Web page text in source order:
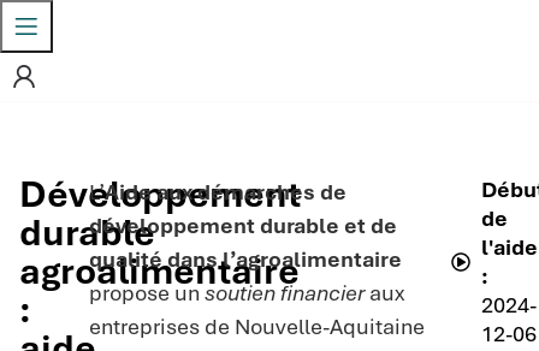
Développement
durable
agroalimentaire
:
L’Aide aux démarches de
développement durable et de
qualité dans l’agroalimentaire
propose unsoutien financieraux
entreprises de Nouvelle-Aquitaine
de
l'aide
:
2024-
12-06